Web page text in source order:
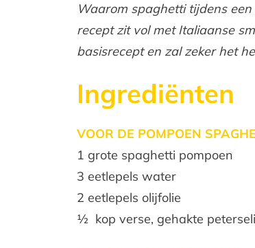
Waarom spaghetti tijdens
recept zit vol met Italiaanse
basisrecept en zal zeker het
Ingrediënten
VOOR DE POMPOEN
1 grote spaghetti pompoen
3 eetlepels water
2 eetlepels olijfolie
1⁄2 kop verse, gehakte